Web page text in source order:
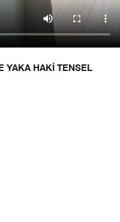
YAKA HAKI TENSEL